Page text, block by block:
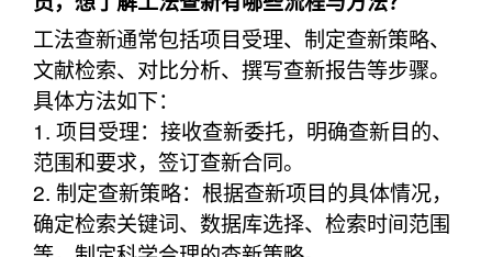
工法查新通常包括项目受理、制定查新策略、
文献检索、对比分析、撰写查新报告等步骤。
具体方法如下：
1. 项目受理：接收查新委托，明确查新目的、
范围和要求，签订查新合同。
2. 制定查新策略：根据查新项目的具体情况，
确定检索关键词、数据库选择、检索时间范围